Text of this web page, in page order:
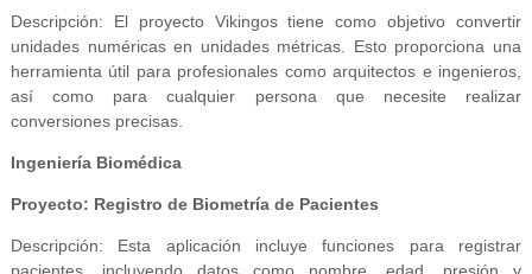
Descripción: El proyecto Vikingos tiene como objetivo convertir
unidades numéricas en unidades métricas. Esto proporciona una
herramienta útil para profesionales como arquitectos e ingenieros,
así como para cualquier persona que necesite realizar
conversiones precisas.
Ingeniería Biomédica
Proyecto: Registro de Biometría de Pacientes
Descripción: Esta aplicación incluye funciones para registrar